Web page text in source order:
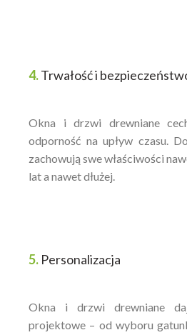
4.Trwałość i
Okna i drzwi drewniane
odporność na upływ czasu.
zachowują swe właściwości
lat a nawet dłużej.
5. Personalizacja
Okna i drzwi drewniane
projektowe – od wyboru